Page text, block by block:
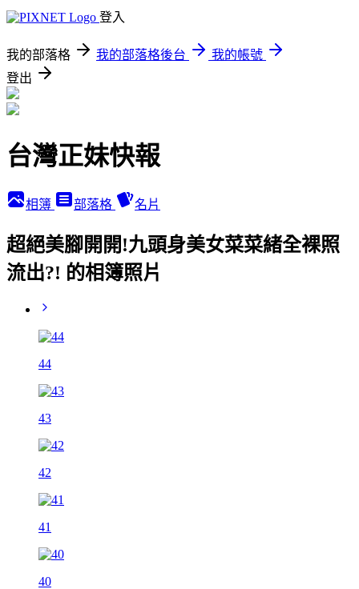
登入
我的部落格 我的部落格後台
我的帳號
登出
台灣正妹快報
相簿 部落格 名片
超絕美腳開開!九頭身美女菜菜緒全裸照
流出?! 的相簿照片
44
43
42
41
40